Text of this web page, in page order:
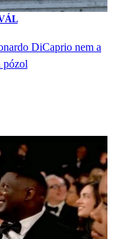
DiCaprio nem a
pózol